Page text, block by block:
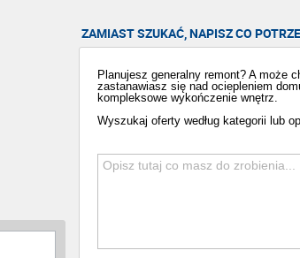
ZAMIAST SZUKAĆ, NAPISZ CO
Planujesz generalny remont? A może
zastanawiasz się nad ociepleniem
kompleksowe wykończenie wnętrz.
Wyszukaj oferty według kategorii lub